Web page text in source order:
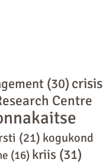
(30) crisis
Centre
(21) kogukond
(16) kriis (31)